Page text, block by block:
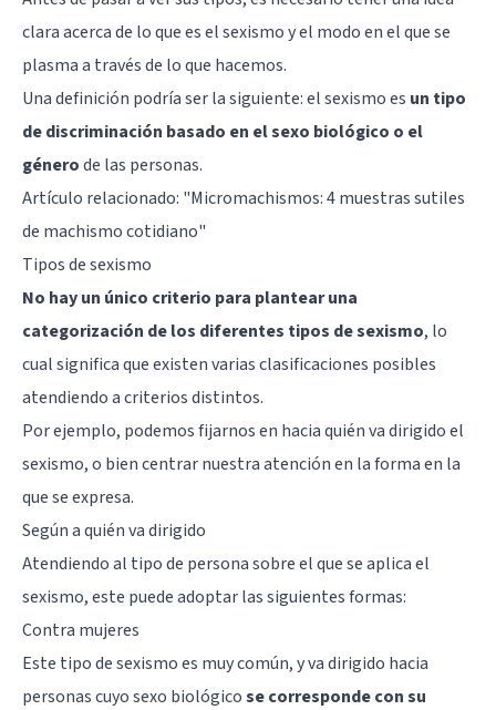
clara acerca de lo que es el sexismo y el modo en el que se
plasma a través de lo que hacemos.
Una definición podría ser la siguiente: el sexismo es un tipo
de discriminación basado en el sexo biológico o el
génerode las personas.
Artículo relacionado: "Micromachismos: 4 muestras sutiles
de machismo cotidiano"
Tipos de sexismo
No hay un único criterio para plantear una
categorización de los diferentes tipos de sexismo, lo
cual significa que existen varias clasificaciones posibles
atendiendo a criterios distintos.
Por ejemplo, podemos fijarnos en hacia quién va dirigido el
sexismo, o bien centrar nuestra atención en la forma en la
que se expresa.
Según a quién va dirigido
Atendiendo al tipo de persona sobre el que se aplica el
sexismo, este puede adoptar las siguientes formas:
Contra mujeres
Este tipo de sexismo es muy común, y va dirigido hacia
personas cuyo sexo biológicose corresponde con su